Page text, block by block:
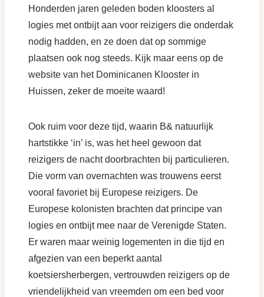
Honderden jaren geleden boden kloosters al
logies met ontbijt aan voor reizigers die onderdak
nodig hadden, en ze doen dat op sommige
plaatsen ook nog steeds. Kijk maar eens op de
website van het Dominicanen Klooster in
Huissen, zeker de moeite waard!
Ook ruim voor deze tijd, waarin B& natuurlijk
hartstikke ‘in’ is, was het heel gewoon dat
reizigers de nacht doorbrachten bij particulieren.
Die vorm van overnachten was trouwens eerst
vooral favoriet bij Europese reizigers. De
Europese kolonisten brachten dat principe van
logies en ontbijt mee naar de Verenigde Staten.
Er waren maar weinig logementen in die tijd en
afgezien van een beperkt aantal
koetsiersherbergen, vertrouwden reizigers op de
vriendelijkheid van vreemden om een bed voor